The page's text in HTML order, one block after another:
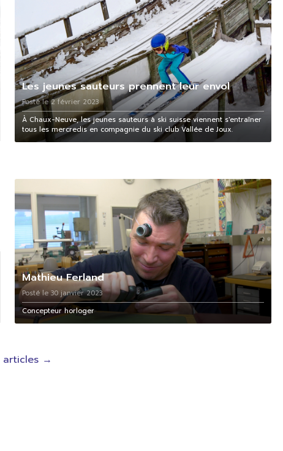
Les jeunes sauteurs prennent leur envol
Posté le 2 février 2023
À Chaux-Neuve, les jeunes sauteurs à ski suisse viennent s'entraîner
tous les mercredis en compagnie du ski club Vallée de Joux.
Mathieu Ferland
Posté le 30 janvier 2023
Concepteur horloger
articles →